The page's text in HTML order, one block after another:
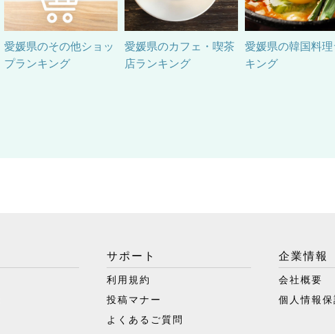
愛媛県のその他ショッ
プランキング
愛媛県のカフェ・喫茶
店ランキング
愛媛県の韓国料
キング
サポート
利用規約
投稿マナー
よくあるご質問
企業情報
会社概要
個人情報